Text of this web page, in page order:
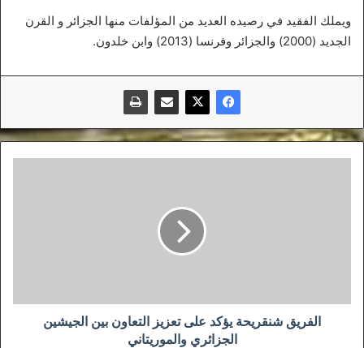
ويملك الفقيد في رصيده العديد من المؤلفات منها الجزائر و القرن
الجديد (2000) والجزائر وفرنسا (2013) وابن خلدون.
الجزائري
والموريتانيالفريق شنقريحة يؤكد على تعزيز التعاون بين الجيشين
الجزائري والموريتاني